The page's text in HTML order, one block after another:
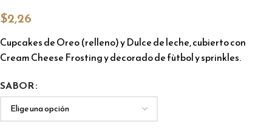
$2,26
Cupcakes de Oreo (relleno) y Dulce de leche, cubierto con
Cream Cheese Frosting y decorado de fùtbol y sprinkles.
SABOR
Alternative: